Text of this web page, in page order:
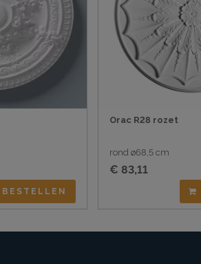
BESTELLEN
Orac R28 rozet
rond ø68,5 cm
€ 83,11